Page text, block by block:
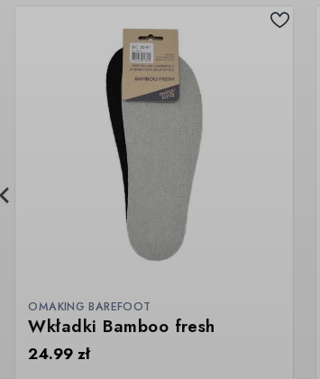
OMAKING BAREFOOT
Wkładki Bamboo fresh
24.99zł